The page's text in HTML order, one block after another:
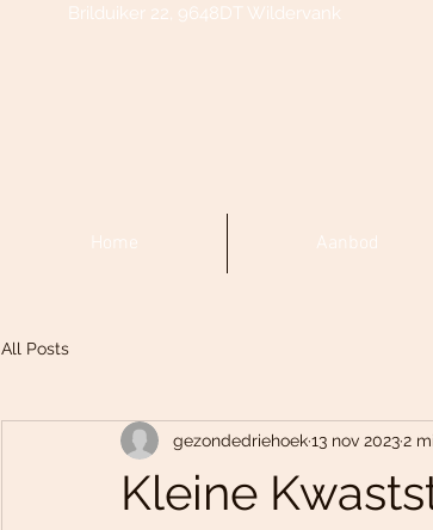
Home Aanbod
All Posts
Kleine
gezondedriehoek13 nov 20232
Brilduiker 22, 9648DT Wildervank